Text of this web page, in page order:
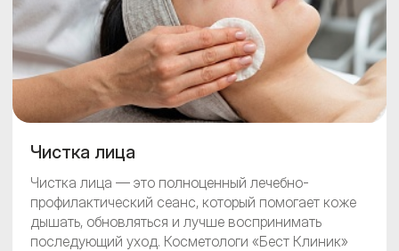
Чистка лица
Чистка лица — это полноценный лечебно-
профилактический сеанс, который помогает коже
дышать, обновляться и лучше воспринимать
последующий уход. Косметологи «Бест Клиник»